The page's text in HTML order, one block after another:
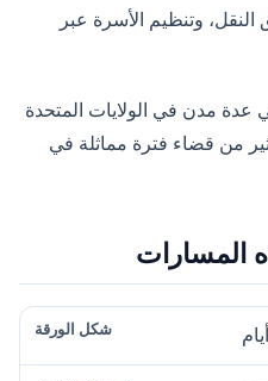
وتنظيم الأسرة عبر
عدة مدن في الولايات المتحدة
من قضاء فترة مماثلة في
المسارات